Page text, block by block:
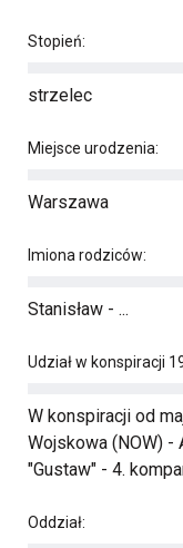
Stopień:
strzelec
Miejsce urodzenia:
Warszawa
Imiona rodziców:
Stanisław - ...
Udział w konspiracji
W konspiracji od
Wojskowa (NOW) -
"Gustaw" - 4.
Oddział: